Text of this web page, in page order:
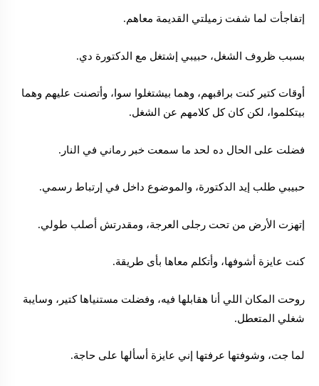
إتفاجأت لما شفت زميلتي القديمة معاهم.
بسبب ظروف الشغل، حبيبي إشتغل مع الدكتورة دي.
أوقات كتير كنت براقبهم، وهما بيشتغلوا سوا، وأتصنت عليهم وهما
بيتكلموا، لكن كان كل كلامهم عن الشغل.
فضلت على الحال ده لحد ما سمعت خبر رماني في النار.
حبيبي طلب إيد الدكتورة، والموضوع داخل في إرتباط رسمي.
إتهزت الأرض من تحت رجلى العرجة، ومقدرتش أصلب طولي.
كنت عايزة أشوفها، وأتكلم معاها بأى طريقة.
روحت المكان اللي أنا هقابلها فيه، وفضلت مستنياها كتير، وسايبة
شغلي المتعطل.
لما جت، وشوفتها عرفتها إني عايزة أسألها على حاجة.